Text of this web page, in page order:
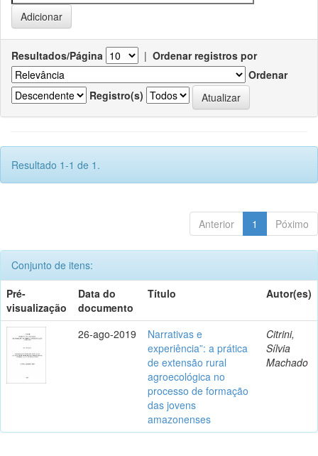
Resultados/Página | Ordenar registros por
Ordenar
Registro(s)
Resultado 1-1 de 1.
Anterior 1 Póximo
Conjunto de itens:
Pré-
visualização
Data do
documento
Título Autor(es)
26-ago-2019
Narrativas e
experiência”: a prática
de extensão rural
agroecológica no
processo de formação
das jovens
amazonenses
Citrini,
Sílvia
Machado